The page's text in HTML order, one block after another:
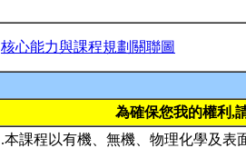
核心能力與課程規劃關聯圖
為確保您我的權利,
.本課程以有機、無機、物理化學及表